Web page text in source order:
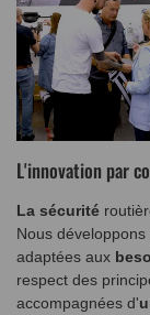
L'innovation par
La sécurité
Nous
adaptées aux
respect des
accompagnées d'